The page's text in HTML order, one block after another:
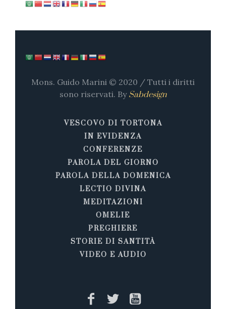
Mons. Guido Marini © 2020 / Tutti i diritti
sono riservati. By Sabdesign
VESCOVO DI TORTONA
IN EVIDENZA
CONFERENZE
PAROLA DEL GIORNO
PAROLA DELLA DOMENICA
LECTIO DIVINA
MEDITAZIONI
OMELIE
PREGHIERE
STORIE DI SANTITÀ
VIDEO E AUDIO